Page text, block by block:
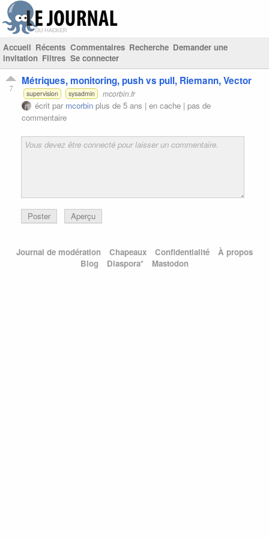
Accueil Récents Commentaires Recherche Demander une
invitation Filtres Se connecter
7
Métriques, monitoring, push vs pull, Riemann, Vector
supervision sysadmin mcorbin.fr
écrit par mcorbin plus de 5 ans | en cache | pas de
commentaire
Poster Aperçu
Journal de modération Chapeaux Confidentialité
À propos
Blog
Diaspora* Mastodon